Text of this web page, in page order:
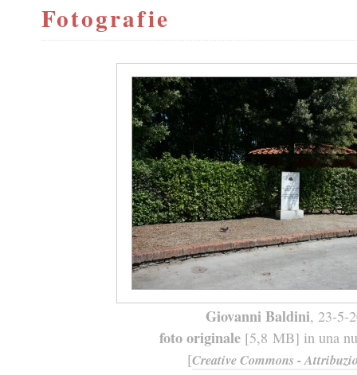
Fotografie
Giovanni Baldini, 23-5-
foto originale[5,8 MB] in una
[Creative Commons -